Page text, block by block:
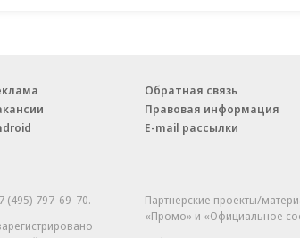
Обратная связь
Правовая информация
E-mail рассылки
(495) 797-69-70.
Партнерские проекты/
«Промо» и «Официальное